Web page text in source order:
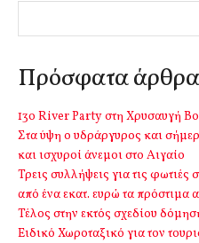
Πρόσφατα άρθρα
13o River Party στη Χρυσαυγή
Στα ύψη ο υδράργυρος και
και ισχυροί άνεμοι στο Αιγαίο
Τρεις συλλήψεις για τις
από ένα εκατ. ευρώ τα πρόστιμα
Τέλος στην εκτός σχεδίου
Ειδικό Χωροταξικό για τον